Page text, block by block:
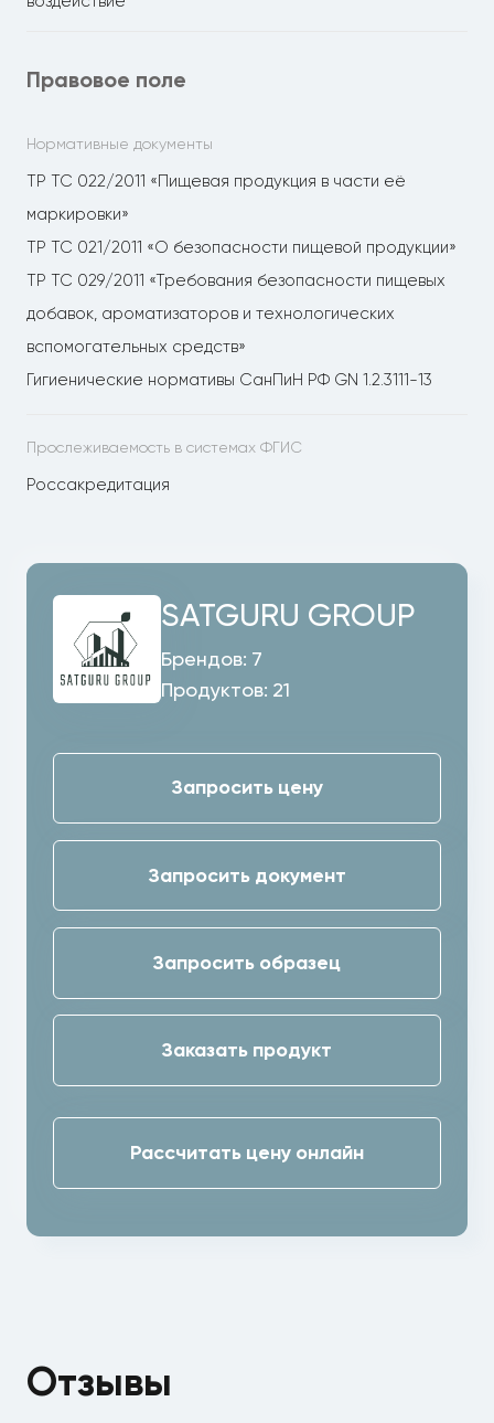
Правовое поле
Нормативные документы
ТР ТС 022/2011 «Пищевая продукция в части её
маркировки»
ТР ТС 021/2011 «О безопасности пищевой продукции»
ТР ТС 029/2011 «Требования безопасности пищевых
добавок, ароматизаторов и технологических
вспомогательных средств»
Гигиенические нормативы СанПиН РФ GN 1.2.3111-13
Прослеживаемость в системах ФГИС
Россакредитация
SATGURU GROUP
Брендов: 7
Продуктов: 21
Запросить цену
Запросить документ
Запросить образец
Заказать продукт
Рассчитать цену онлайн
Отзывы